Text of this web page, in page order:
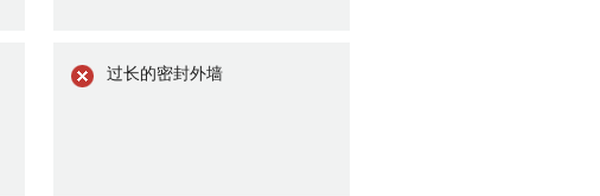
过长的密封外墙